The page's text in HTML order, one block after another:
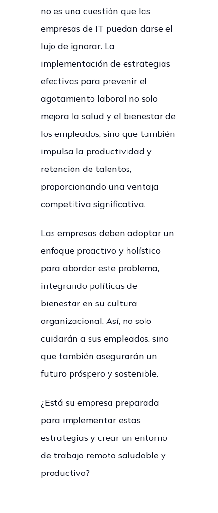
no es una cuestión que las
empresas de IT puedan darse el
lujo de ignorar. La
implementación de estrategias
efectivas para prevenir el
agotamiento laboral no solo
mejora la salud y el bienestar de
los empleados, sino que también
impulsa la productividad y
retención de talentos,
proporcionando una ventaja
competitiva significativa.
Las empresas deben adoptar un
enfoque proactivo y holístico
para abordar este problema,
integrando políticas de
bienestar en su cultura
organizacional. Así, no solo
cuidarán a sus empleados, sino
que también asegurarán un
futuro próspero y sostenible.
¿Está su empresa preparada
para implementar estas
estrategias y crear un entorno
de trabajo remoto saludable y
productivo?